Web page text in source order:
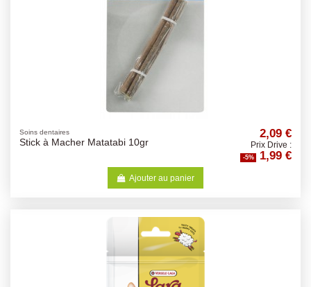
Soins dentaires
Stick à Macher Matatabi 10gr
2,09 €
Prix Drive :
-5% 1,99 €
Ajouter au panier